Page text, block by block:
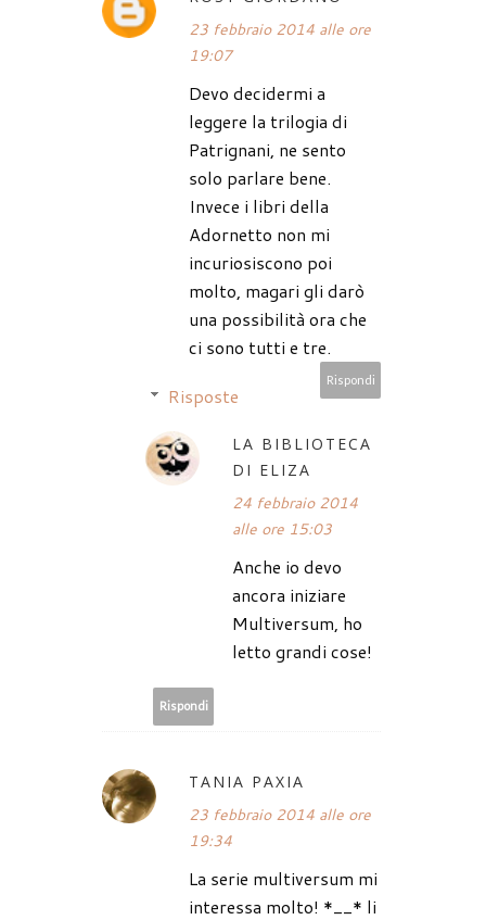
23 febbraio 2014 alle ore
19:07
Devo decidermi a
leggere la trilogia di
Patrignani, ne sento
solo parlare bene.
Invece i libri della
Adornetto non mi
incuriosiscono poi
molto, magari gli darò
una possibilità ora che
ci sono tutti e tre.
Rispondi
Risposte
LA BIBLIOTECA
DI ELIZA
24 febbraio 2014
alle ore 15:03
Anche io devo
ancora iniziare
Multiversum, ho
letto grandi cose!
Rispondi
TANIA PAXIA
23 febbraio 2014 alle ore
19:34
La serie multiversum mi
interessa molto! *__* li